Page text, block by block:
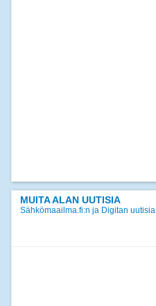
MUITA ALAN UUTISIA
Sähkömaailma.fi:n ja Digitan uutisia